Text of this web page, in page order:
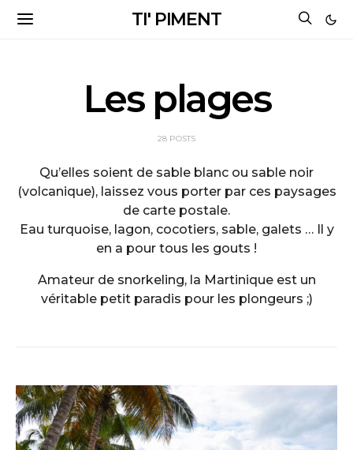
TI' PIMENT
Les plages
28 POSTS
Qu’elles soient de sable blanc ou sable noir
(volcanique), laissez vous porter par ces paysages
de carte postale.
Eau turquoise, lagon, cocotiers, sable, galets … Il y
en a pour tous les gouts !
Amateur de snorkeling, la Martinique est un
véritable petit paradis pour les plongeurs ;)